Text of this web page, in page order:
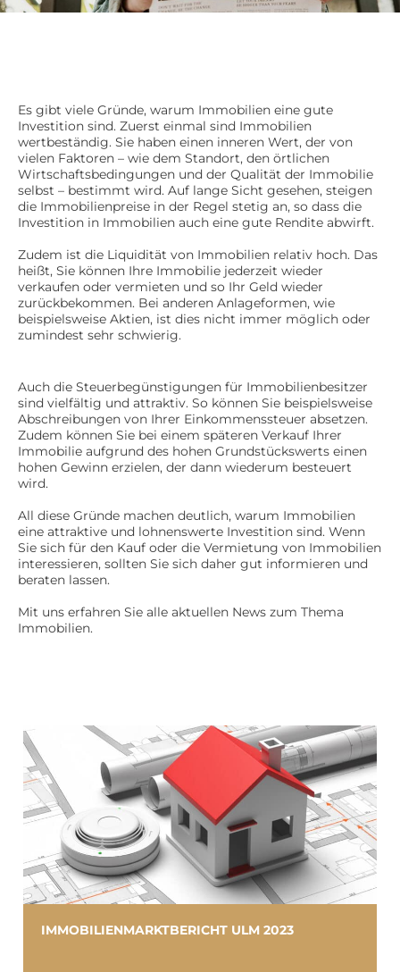
Es gibt viele Gründe, warum Immobilien eine gute
Investition sind. Zuerst einmal sind Immobilien
wertbeständig. Sie haben einen inneren Wert, der von
vielen Faktoren – wie dem Standort, den örtlichen
Wirtschaftsbedingungen und der Qualität der Immobilie
selbst – bestimmt wird. Auf lange Sicht gesehen, steigen
die Immobilienpreise in der Regel stetig an, so dass die
Investition in Immobilien auch eine gute Rendite abwirft.
Zudem ist die Liquidität von Immobilien relativ hoch. Das
heißt, Sie können Ihre Immobilie jederzeit wieder
verkaufen oder vermieten und so Ihr Geld wieder
zurückbekommen. Bei anderen Anlageformen, wie
beispielsweise Aktien, ist dies nicht immer möglich oder
zumindest sehr schwierig.
Auch die Steuerbegünstigungen für Immobilienbesitzer
sind vielfältig und attraktiv. So können Sie beispielsweise
Abschreibungen von Ihrer Einkommenssteuer absetzen.
Zudem können Sie bei einem späteren Verkauf Ihrer
Immobilie aufgrund des hohen Grundstückswerts einen
hohen Gewinn erzielen, der dann wiederum besteuert
wird.
All diese Gründe machen deutlich, warum Immobilien
eine attraktive und lohnenswerte Investition sind. Wenn
Sie sich für den Kauf oder die Vermietung von Immobilien
interessieren, sollten Sie sich daher gut informieren und
beraten lassen.
Mit uns erfahren Sie alle aktuellen News zum Thema
Immobilien.
IMMOBILIENMARKTBERICHT ULM 2023